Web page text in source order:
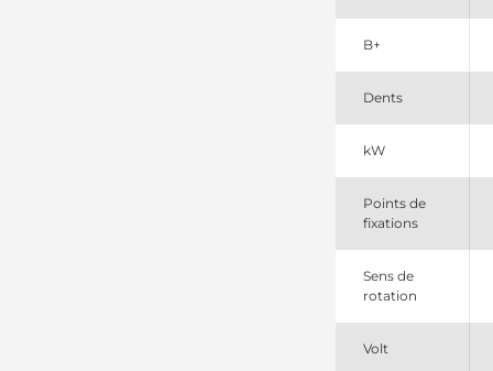
2280006921
Denso
6670727
Bobcat
8247
CEVAM
91295470
Wilson
DSN2125
Denso
B+
Dents
kW
Points de
fixations
Sens de
rotation
Volt